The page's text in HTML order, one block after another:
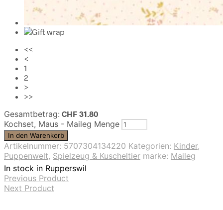
<<
<
1
2
>
>>
Gesamtbetrag: CHF 31.80
Kochset, Maus - Maileg Menge
In den Warenkorb
Artikelnummer: 5707304134220 Kategorien: Kinder,
Puppenwelt, Spielzeug & Kuscheltier marke: Maileg
In stock in Rupperswil
Previous Product
Next Product